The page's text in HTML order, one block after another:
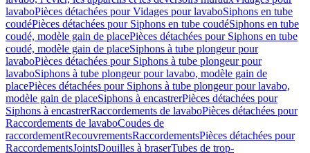
lavaboPièces détachées pour Vidages pour lavaboSiphons en tube
coudéPièces détachées pour Siphons en tube coudéSiphons en tube
coudé, modèle gain de placePièces détachées pour Siphons en tube
coudé, modèle gain de placeSiphons à tube plongeur pour
lavaboPièces détachées pour Siphons à tube plongeur pour
lavaboSiphons à tube plongeur pour lavabo, modèle gain de
placePièces détachées pour Siphons à tube plongeur pour lavabo,
modèle gain de placeSiphons à encastrerPièces détachées pour
Siphons à encastrerRaccordements de lavaboPièces détachées pour
Raccordements de lavaboCoudes de
raccordementRecouvrementsRaccordementsPièces détachées pour
RaccordementsJointsDouilles à braserTubes de trop-